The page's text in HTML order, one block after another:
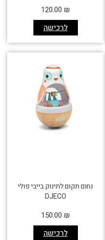
לרכישה
120.00 ₪
נחום תקום לתינוק בייבי פולי
DJECO
לרכישה
150.00 ₪